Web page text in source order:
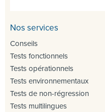
Nos services
Conseils
Tests fonctionnels
Tests opérationnels
Tests environnementaux
Tests de non-régression
Tests multilingues